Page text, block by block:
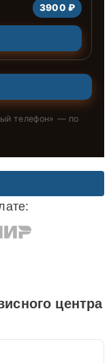
3900 ₽
телефон» — по
центра